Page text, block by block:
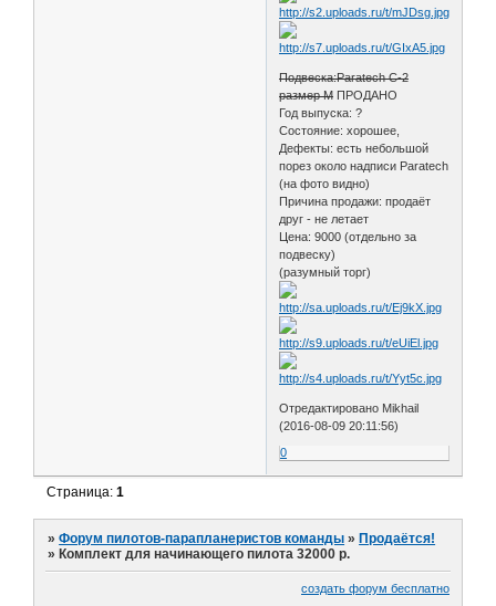
Подвеска:Paratech C-2
размер М ПРОДАНО
Год выпуска: ?
Состояние: хорошее,
Дефекты: есть небольшой
порез около надписи Paratech
(на фото видно)
Причина продажи: продаёт
друг - не летает
Цена: 9000 (отдельно за
подвеску)
(разумный торг)
Отредактировано Mikhail
(2016-08-09 20:11:56)
0
Страница:1
»Форум пилотов-парапланеристов команды »Продаётся!
»Комплект для начинающего пилота 32000 р.
создать форум бесплатно